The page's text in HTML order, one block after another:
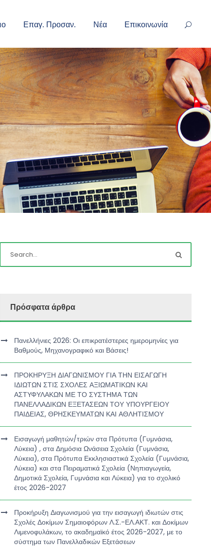
Επαγ. Προσαν. Νέα Επικοινωνία
Πρόσφατα άρθρα
Πανελλήνιες 2026: Οι επικρατέστερες ημερομηνίες για
Βαθμούς, Μηχανογραφικό και Βάσεις!
ΠΡΟΚΗΡΥΞΗ ΔΙΑΓΩΝΙΣΜΟΥ ΓΙΑ ΤΗΝ ΕΙΣΑΓΩΓΗ
ΙΔΙΩΤΩΝ ΣΤΙΣ ΣΧΟΛΕΣ ΑΞΙΩΜΑΤΙΚΩΝ ΚΑΙ
ΑΣΤΥΦΥΛΑΚΩΝ ΜΕ ΤΟ ΣΥΣΤΗΜΑ ΤΩΝ
ΠΑΝΕΛΛΑΔΙΚΩΝ ΕΞΕΤΑΣΕΩΝ ΤΟΥ ΥΠΟΥΡΓΕΙΟΥ
ΠΑΙΔΕΙΑΣ, ΘΡΗΣΚΕΥΜΑΤΩΝ ΚΑΙ ΑΘΛΗΤΙΣΜΟΥ
Εισαγωγή μαθητών/τριών στα Πρότυπα (Γυμνάσια,
Λύκεια) , στα Δημόσια Ωνάσεια Σχολεία (Γυμνάσια,
Λύκεια), στα Πρότυπα Εκκλησιαστικά Σχολεία (Γυμνάσια,
Λύκεια) και στα Πειραματικά Σχολεία (Νηπιαγωγεία,
Δημοτικά Σχολεία, Γυμνάσια και Λύκεια) για το σχολικό
έτος 2026-2027
Προκήρυξη Διαγωνισμού για την εισαγωγή ιδιωτών στις
Σχολές Δοκίμων Σημαιοφόρων Λ.Σ.-ΕΛ.ΑΚΤ. και Δοκίμων
Λιμενοφυλάκων, το ακαδημαϊκό έτος 2026-2027, με το
σύστημα των Πανελλαδικών Εξετάσεων